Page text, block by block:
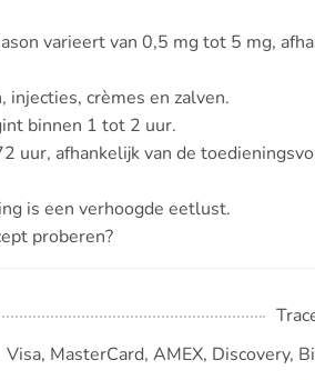
varieert van 0,5 mg tot 5 mg,
crèmes en zalven.
binnen 1 tot 2 uur.
uur, afhankelijk van de
is een verhoogde eetlust.
proberen?
Visa, MasterCard, AMEX, Discovery,